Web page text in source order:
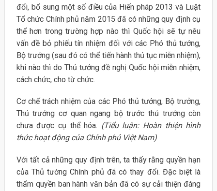
đổi, bổ sung một số điều của Hiến pháp 2013 và Luật
Tổ chức Chính phủ năm 2015 đã có những quy định cụ
thể hơn trong trường hợp nào thì Quốc hội sẽ tự nêu
vấn đề bỏ phiếu tín nhiệm đối với các Phó thủ tướng,
Bộ trưởng (sau đó có thể tiến hành thủ tục miễn nhiệm),
khi nào thì do Thủ tướng đề nghị Quốc hội miễn nhiệm,
cách chức, cho từ chức.
Cơ chế trách nhiệm của các Phó thủ tướng, Bộ trưởng,
Thủ trưởng cơ quan ngang bộ trước thủ trưởng còn
chưa được cụ thể hóa. (Tiểu luận: Hoàn thiện hình
thức hoạt động của Chính phủ Việt Nam)
Với tất cả những quy định trên, ta thấy rằng quyền hạn
của Thủ tướng Chính phủ đã có thay đổi. Đặc biệt là
thẩm quyền ban hành văn bản đã có sự cải thiện đáng